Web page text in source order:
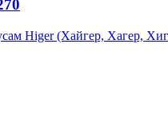
Higer (Хайгер, Хагер,